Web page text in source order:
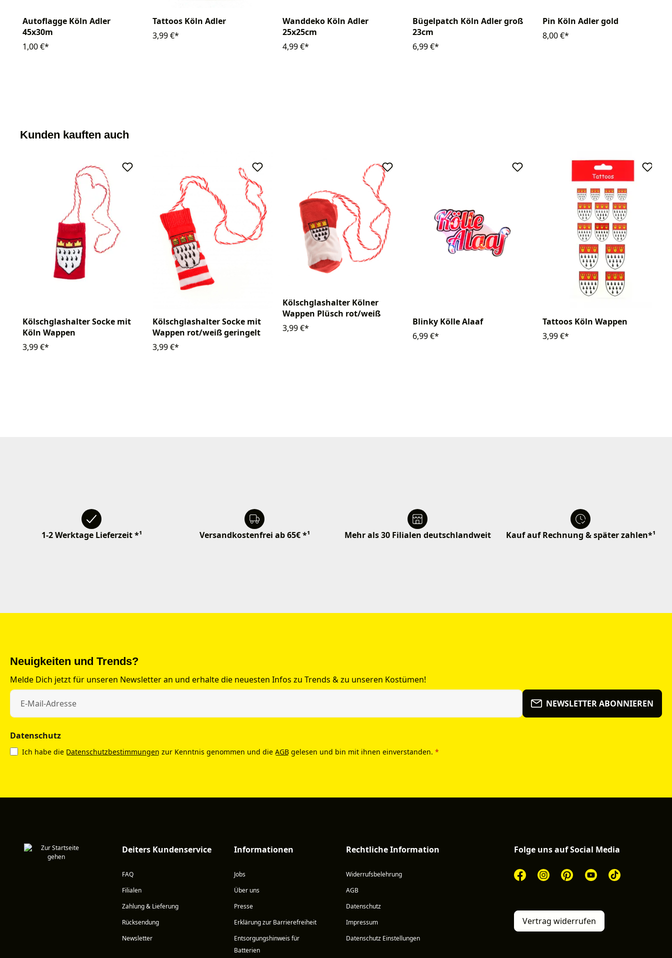
Autoflagge Köln Adler
45x30m
1,00 €*
Tattoos Köln Adler
3,99 €*
Wanddeko Köln Adler
25x25cm
4,99 €*
Bügelpatch Köln Adler groß
23cm
6,99 €*
Pin Köln Adler gold
8,00 €*
Kunden kauften auch
Kölschglashalter Socke mit
Köln Wappen
3,99 €*
Kölschglashalter Socke mit
Wappen rot/weiß geringelt
3,99 €*
Kölschglashalter Kölner
Wappen Plüsch rot/weiß
3,99 €*
Blinky Kölle Alaaf
6,99 €*
Tattoos Köln Wappen
3,99 €*
1-2 Werktage Lieferzeit *¹ Versandkostenfrei ab 65€ *¹ Mehr als 30 Filialen deutschlandweit Kauf auf Rechnung & später zahlen*¹
Neuigkeiten und Trends?
Melde Dich jetzt für unseren Newsletter an und erhalte die neuesten Infos zu Trends & zu unseren Kostümen!
NEWSLETTER ABONNIEREN
Datenschutz
Ich habe die Datenschutzbestimmungen zur Kenntnis genommen und die AGB gelesen und bin mit ihnen einverstanden. *
Deiters Kundenservice
FAQ
Filialen
Zahlung & Lieferung
Rücksendung
Newsletter
Informationen
Jobs
Über uns
Presse
Erklärung zur Barrierefreiheit
Entsorgungshinweis für
Batterien
Rechtliche Information
Widerrufsbelehrung
AGB
Datenschutz
Impressum
Datenschutz Einstellungen
Folge uns auf Social Media
Vertrag widerrufen